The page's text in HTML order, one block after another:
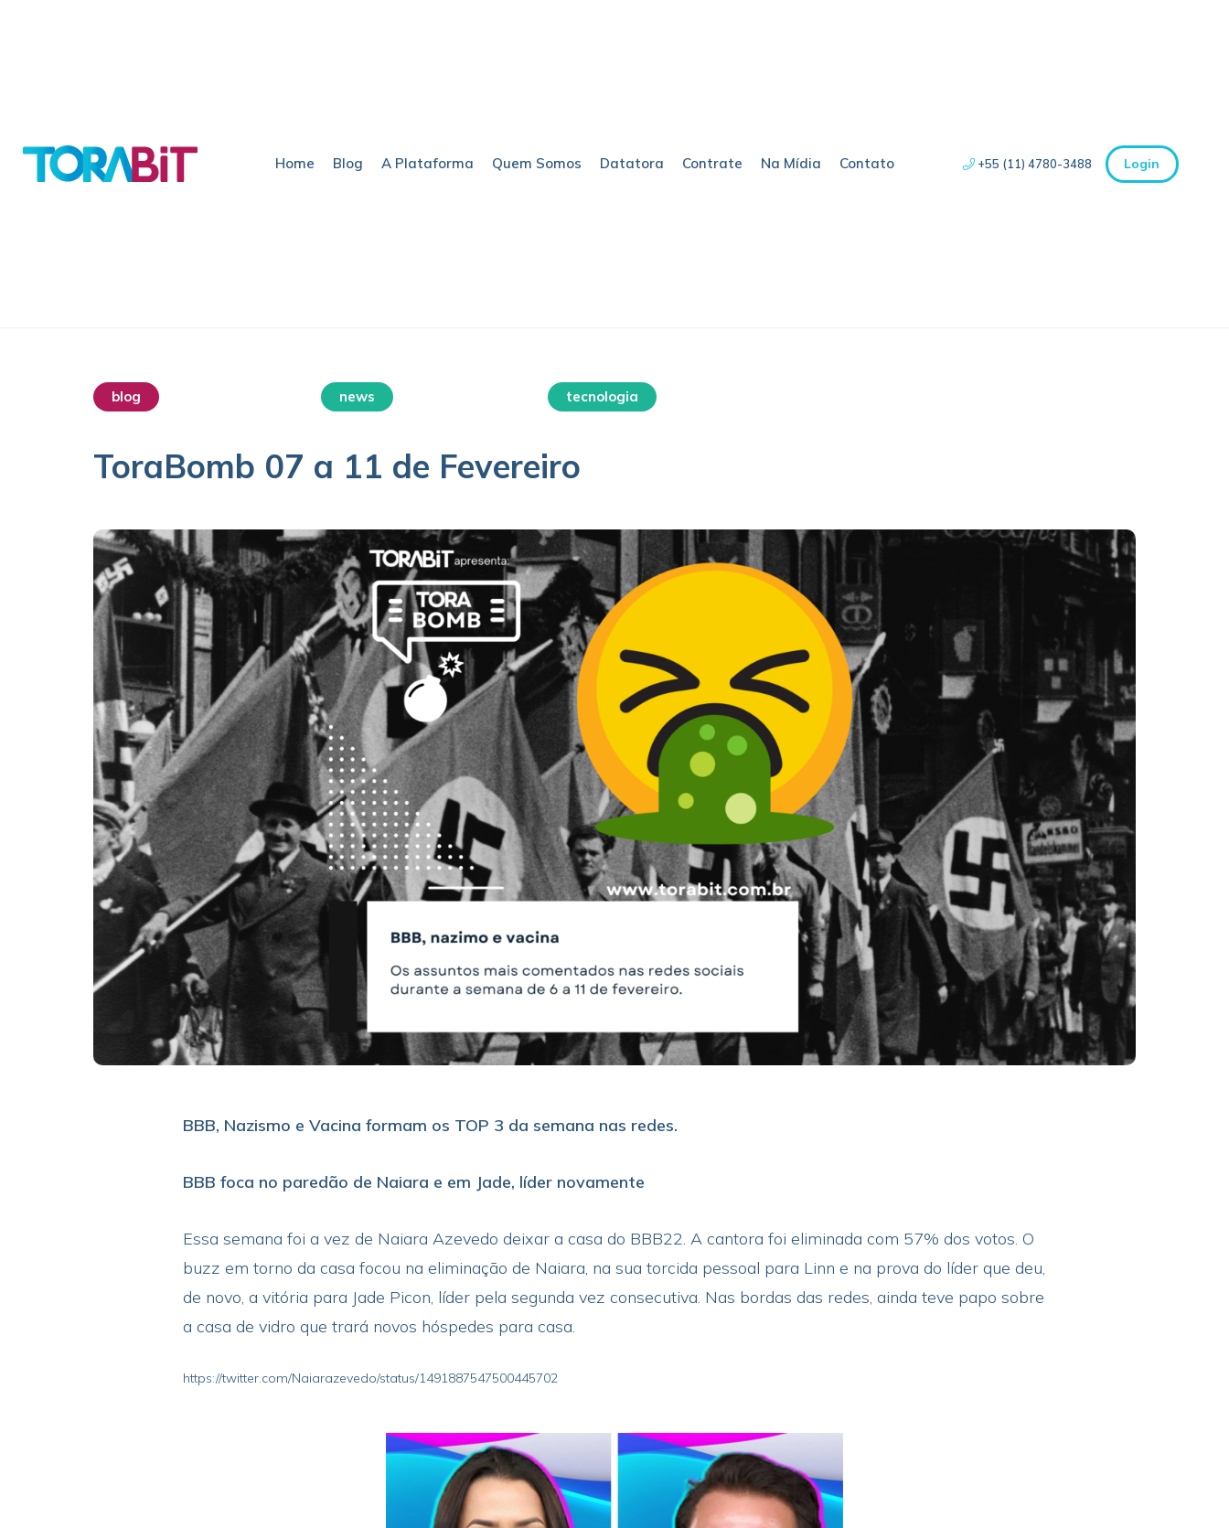
Home Blog A Plataforma Quem Somos Datatora Contrate Na Mídia Contato +55 (11) 4780-3488 Login
blog news tecnologia
ToraBomb 07 a 11 de Fevereiro
BBB, Nazismo e Vacina formam os TOP 3 da semana nas redes.
BBB foca no paredão de Naiara e em Jade, líder novamente
Essa semana foi a vez de Naiara Azevedo deixar a casa do BBB22. A cantora foi eliminada com 57% dos votos. O
buzz em torno da casa focou na eliminação de Naiara, na sua torcida pessoal para Linn e na prova do líder que deu,
de novo, a vitória para Jade Picon, líder pela segunda vez consecutiva. Nas bordas das redes, ainda teve papo sobre
a casa de vidro que trará novos hóspedes para casa.
https://twitter.com/Naiarazevedo/status/1491887547500445702